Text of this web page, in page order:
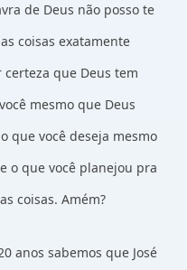
de Deus não posso te
coisas exatamente
que Deus tem
mesmo que Deus
que você deseja mesmo
o que você planejou pra
coisas. Amém?
anos sabemos que José